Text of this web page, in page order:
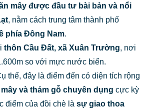
mây được đầu tư bài bản và nổi
, nằm cách trung tâm thành phố
phía Đông Nam.
thôn Cầu Đất, xã Xuân Trường, nơi
so với mực nước biển.
thể, đây là điểm đến có diện tích rộng
và thảm gỗ chuyên dụng cực kỳ
điểm của đồi chè là sự giao thoa